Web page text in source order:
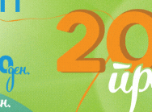
Twitter
Импресум Контакт